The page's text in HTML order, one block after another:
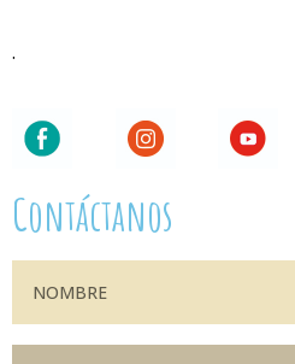
.
Contáctanos